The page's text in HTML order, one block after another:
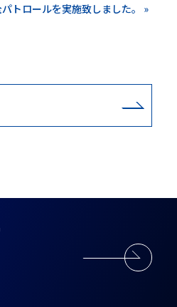
トロールを実施致しました。 »